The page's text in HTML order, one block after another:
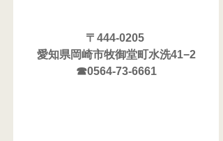
〒444-0205
愛知県岡崎市牧御堂町水洗41−2
☎0564-73-6661